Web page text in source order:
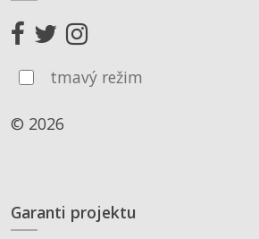
tmavý režim
© 2026
Garanti projektu